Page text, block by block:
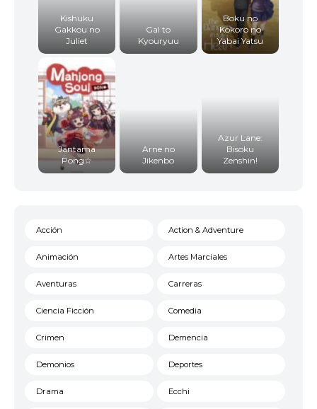
Kishuku
Gakkou no
Juliet
Gal to
Kyouryuu
Boku no
Kokoro no
Yabai Yatsu
Jantama
Pong☆
Arne no
Jikenbo
Azur Lane:
Bisoku
Zenshin!
Acción Action & Adventure
Animación Artes Marciales
Aventuras Carreras
Ciencia Ficción Comedia
Crimen Demencia
Demonios Deportes
Drama Ecchi